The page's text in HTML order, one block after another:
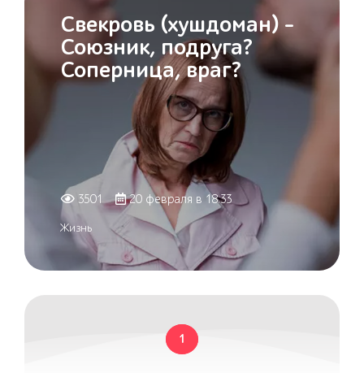
Свекровь (хушдоман) –
Союзник, подруга?
Соперница, враг?
3501 20 февраля в 18:33
Жизнь
1